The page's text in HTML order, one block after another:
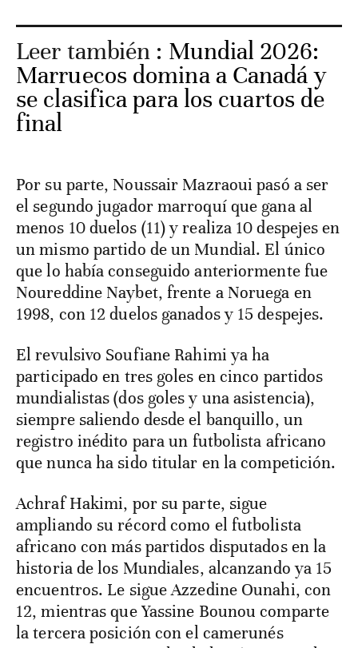
Leer también : Mundial 2026:
Marruecos domina a Canadá y
se clasifica para los cuartos de
final
Por su parte, Noussair Mazraoui pasó a ser
el segundo jugador marroquí que gana al
menos 10 duelos (11) y realiza 10 despejes en
un mismo partido de un Mundial. El único
que lo había conseguido anteriormente fue
Noureddine Naybet, frente a Noruega en
1998, con 12 duelos ganados y 15 despejes.
El revulsivo Soufiane Rahimi ya ha
participado en tres goles en cinco partidos
mundialistas (dos goles y una asistencia),
siempre saliendo desde el banquillo, un
registro inédito para un futbolista africano
que nunca ha sido titular en la competición.
Achraf Hakimi, por su parte, sigue
ampliando su récord como el futbolista
africano con más partidos disputados en la
historia de los Mundiales, alcanzando ya 15
encuentros. Le sigue Azzedine Ounahi, con
12, mientras que Yassine Bounou comparte
la tercera posición con el camerunés